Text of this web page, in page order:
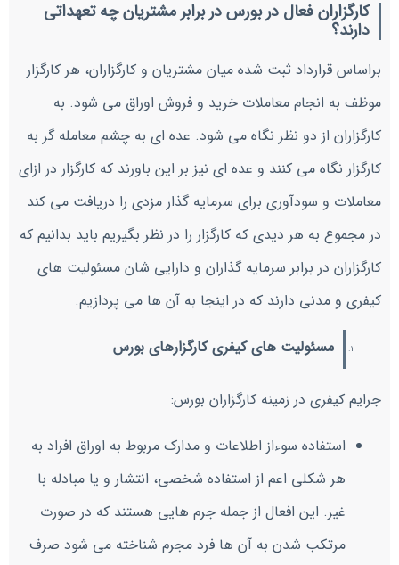
کارگزاران فعال در بورس در برابر مشتریان چه تعهداتی
دارند؟
براساس قرارداد ثبت شده میان مشتریان و کارگزاران، هر کارگزار
موظف به انجام معاملات خرید و فروش اوراق می شود. به
کارگزاران از دو نظر نگاه می شود. عده ای به چشم معامله گر به
کارگزار نگاه می کنند و عده ای نیز بر این باورند که کارگزار در ازای
معاملات و سودآوری برای سرمایه گذار مزدی را دریافت می کند
در مجموع به هر دیدی که کارگزار را در نظر بگیریم باید بدانیم که
کارگزاران در برابر سرمایه گذاران و دارایی شان مسئولیت های
کیفری و مدنی دارند که در اینجا به آن ها می پردازیم.
مسئولیت های کیفری کارگزارهای بورس
جرایم کیفری در زمینه کارگزاران بورس:
استفاده سوءاز اطلاعات و مدارک مربوط به اوراق افراد به
هر شکلی اعم از استفاده شخصی، انتشار و یا مبادله با
غیر. این افعال از جمله جرم هایی هستند که در صورت
مرتکب شدن به آن ها فرد مجرم شناخته می شود صرف